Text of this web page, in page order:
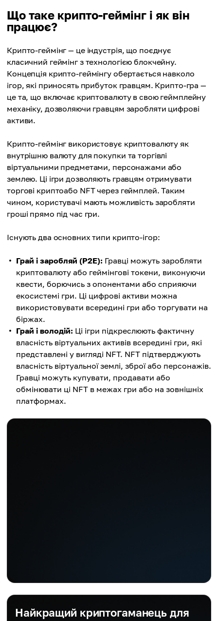
Що таке крипто-геймінг і як він
працює?
Крипто-геймінг — це індустрія, що поєднує
класичний геймінг з технологією блокчейну.
Концепція крипто-геймінгу обертається навколо
ігор, які приносять прибуток гравцям. Крипто-гра —
це та, що включає криптовалюту в свою геймплейну
механіку, дозволяючи гравцям заробляти цифрові
активи.
Крипто-геймінг використовує криптовалюту як
внутрішню валюту для покупки та торгівлі
віртуальними предметами, персонажами або
землею. Ці ігри дозволяють гравцям отримувати
торгові криптоабо NFT через геймплей. Таким
чином, користувачі мають можливість заробляти
гроші прямо під час гри.
Існують два основних типи крипто-ігор:
Грай і заробляй (P2E): Гравці можуть заробляти
криптовалюту або геймінгові токени, виконуючи
квести, борючись з опонентами або сприяючи
екосистемі гри. Ці цифрові активи можна
використовувати всередині гри або торгувати на
біржах.
Грай і володій: Ці ігри підкреслюють фактичну
власність віртуальних активів всередині гри, які
представлені у вигляді NFT. NFT підтверджують
власність віртуальної землі, зброї або персонажів.
Гравці можуть купувати, продавати або
обмінювати ці NFT в межах гри або на зовнішніх
платформах.
Найкращий криптогаманець для